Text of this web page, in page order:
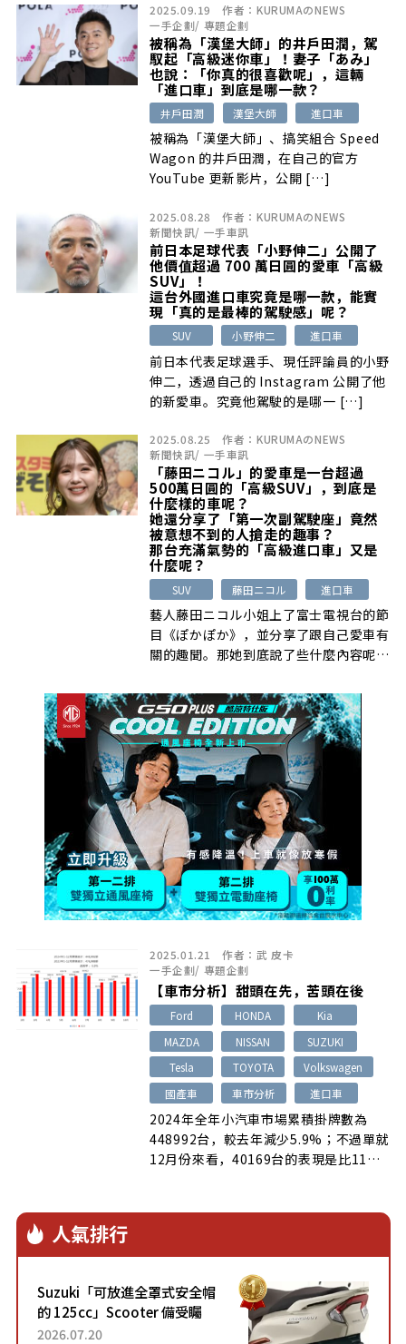
2025.09.19 作者： KURUMAのNEWS
一手企劃/ 專題企劃
被稱為「漢堡大師」的井戶田潤，駕
馭起「高級迷你車」！妻子「あみ」
也說：「你真的很喜歡呢」，這輛
「進口車」到底是哪一款？
井戶田潤 漢堡大師 進口車
被稱為「漢堡大師」、搞笑組合 Speed
Wagon 的井戶田潤，在自己的官方
YouTube 更新影片，公開 […]
2025.08.28 作者： KURUMAのNEWS
新聞快訊/ 一手車訊
前日本足球代表「小野伸二」公開了
他價值超過 700 萬日圓的愛車「高級
SUV」！
這台外國進口車究竟是哪一款，能實
現「真的是最棒的駕駛感」呢？
SUV 小野伸二 進口車
前日本代表足球選手、現任評論員的小野
伸二，透過自己的 Instagram 公開了他
的新愛車。究竟他駕駛的是哪一 […]
2025.08.25 作者： KURUMAのNEWS
新聞快訊/ 一手車訊
「藤田ニコル」的愛車是一台超過
500萬日圓的「高級SUV」，到底是
什麼樣的車呢？
她還分享了「第一次副駕駛座」竟然
被意想不到的人搶走的趣事？
那台充滿氣勢的「高級進口車」又是
什麼呢？
SUV 藤田ニコル 進口車
藝人藤田ニコル小姐上了富士電視台的節
目《ぽかぽか》，並分享了跟自己愛車有
關的趣聞。那她到底說了些什麼內容呢？
2025.01.21 作者： 武 皮卡
一手企劃/ 專題企劃
【車市分析】甜頭在先，苦頭在後
Ford HONDA
Kia
MAZDA
NISSAN
SUZUKI
Tesla
TOYOTA
Volkswagen
國產車
車市分析 進口車
2024年全年小汽車市場累積掛牌數為
448992台，較去年減少5.9%；不過單就
12月份來看，40169台的表現是比11月
人氣排行
Suzuki「可放進全罩式安全帽
的 125cc」Scooter 備受矚
目！採用全新流線設計與各項
2026.07.20